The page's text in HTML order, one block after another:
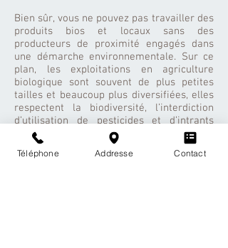
Bien sûr, vous ne pouvez pas travailler des
produits bios et locaux sans des
producteurs de proximité engagés dans
une démarche environnementale. Sur ce
plan, les exploitations en agriculture
biologique sont souvent de plus petites
tailles et beaucoup plus diversifiées, elles
respectent la biodiversité, l’interdiction
d’utilisation de pesticides et d’intrants
chimiques favorisant la qualité de l’eau,
bénéfique à la faune mais également à la
société. Quant à vous, votre rôle aussi est
Téléphone Addresse Contact